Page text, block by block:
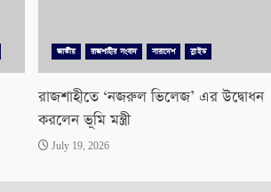
জাতীয় রাজশাহীর সংবাদ সারাদেশ স্লাইড
রাজশাহীতে ‘নজরুল ভিলেজ’ এর উদ্বোধন
করলেন ভূমি মন্ত্রী
July 19, 2026